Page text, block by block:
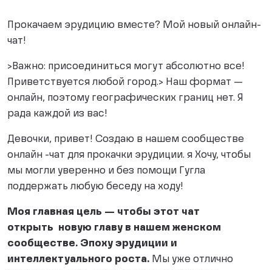
Прокачаем эрудицию вместе? Мой новый онлайн-
чат!
>Важно: присоединиться могут абсолютно все!
Приветствуется любой город.> Наш формат —
онлайн, поэтому географических границ нет. Я
рада каждой из вас!
Девочки, привет! Создаю в нашем сообществе
онлайн -чат для прокачки эрудиции. я Хочу, чтобы
мы могли уверенно и без помощи Гугла
поддержать любую беседу на ходу!
Моя главная цель — чтобы этот чат
открыть новую главу в нашем женском
сообществе. Эпоху эрудиции и
интеллектуального роста. Мы уже отлично